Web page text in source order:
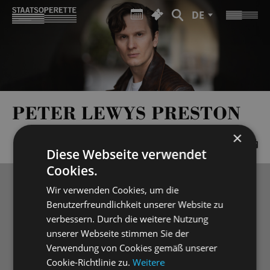
DE
PETER LEWYS PRESTON
×
Diese Webseite verwendet
Cookies.
Wir verwenden Cookies, um die
Benutzerfreundlichkeit unserer Website zu
verbessern. Durch die weitere Nutzung
unserer Webseite stimmen Sie der
Verwendung von Cookies gemäß unserer
Cookie-Richtlinie zu.Weitere